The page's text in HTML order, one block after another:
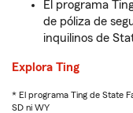
El programa
de póliza de
inquilinos de
Explora Ting
* El programa Ting de State
SD ni WY